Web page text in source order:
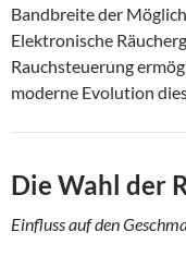
Bandbreite der
Elektronische
Rauchsteuerung
moderne Evolution
Die Wahl der
Einfluss auf den